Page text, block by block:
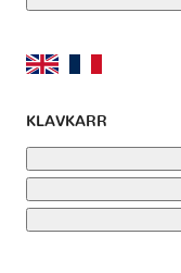
KLAVKARR